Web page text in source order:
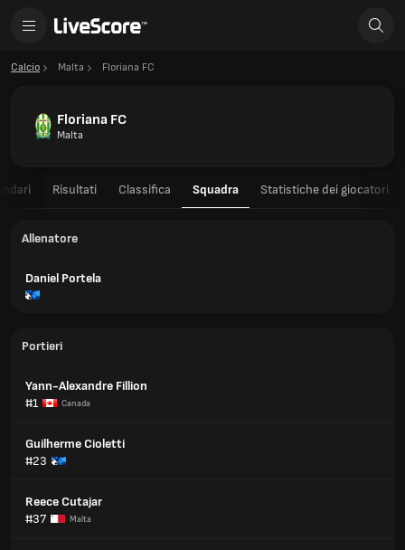
Calcio Malta Floriana FC
Floriana FC
Malta
Risultati Classifica Squadra Statistiche dei giocatori
Allenatore
Daniel Portela
Portieri
Yann-Alexandre Fillion
#1
Canada
Guilherme Cioletti
#23
Reece Cutajar
#37
Malta